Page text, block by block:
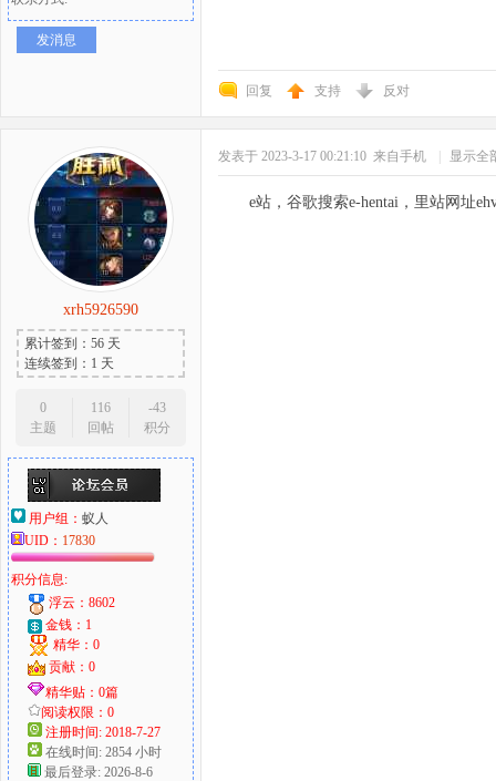
发消息
回复 支持 反对
xrh5926590
累计签到：56 天
连续签到：1 天
0
主题
116
回帖
-43
积分
用户组： 蚁人
UID： 17830
积分信息:
浮云：8602
金钱：1
精华：0
贡献：0
精华贴：0篇
阅读权限：0
注册时间: 2018-7-27
在线时间: 2854 小时
最后登录: 2026-8-6
发表于 2023-3-17 00:21:10 来自手机 显示全
e站，谷歌搜索e-hentai，里站网址